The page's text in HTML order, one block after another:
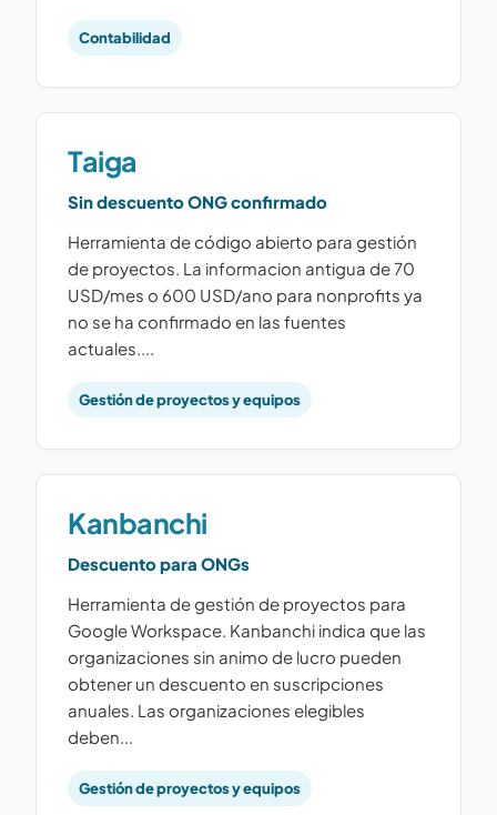
Contabilidad
Taiga
Sin descuento ONG confirmado
Herramienta de código abierto para gestión
de proyectos. La informacion antigua de 70
USD/mes o 600 USD/ano para nonprofits ya
no se ha confirmado en las fuentes
actuales....
Gestión de proyectos y equipos
Kanbanchi
Descuento para ONGs
Herramienta de gestión de proyectos para
Google Workspace. Kanbanchi indica que las
organizaciones sin animo de lucro pueden
obtener un descuento en suscripciones
anuales. Las organizaciones elegibles
deben...
Gestión de proyectos y equipos